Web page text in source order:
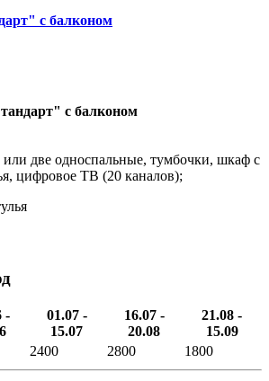
с балконом
с балконом
или две односпальные, тумбочки, шкаф с
цифровое ТВ (20 каналов);
-
01.07 -
15.07
16.07 -
20.08
21.08 -
15.09
2400 2800 1800